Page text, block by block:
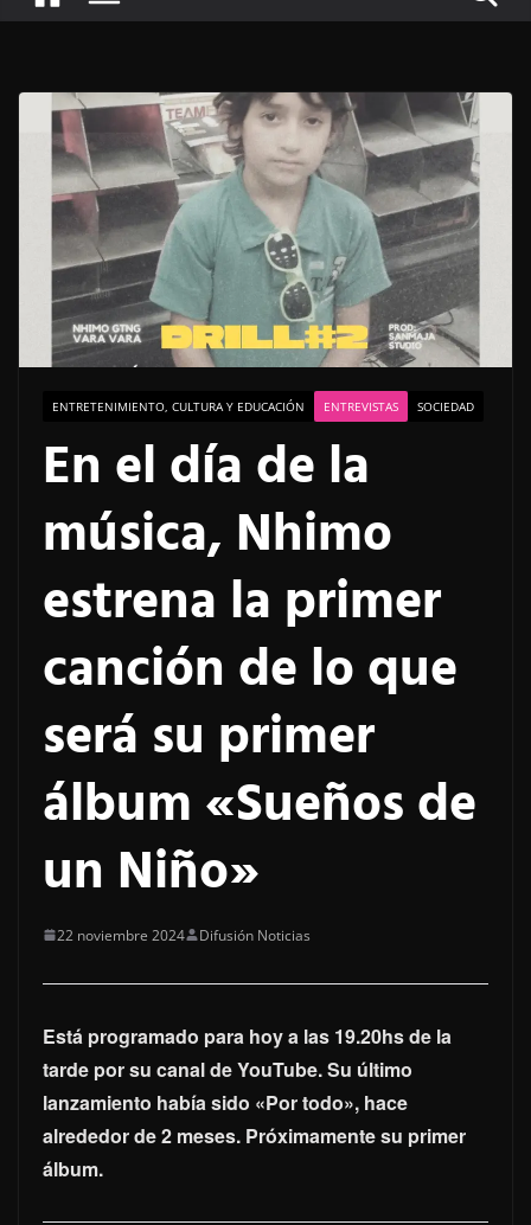
ENTRETENIMIENTO, CULTURA Y EDUCACIÓN ENTREVISTAS SOCIEDAD
En el día de la
música, Nhimo
estrena la primer
canción de lo que
será su primer
álbum «Sueños de
un Niño»
22 noviembre 2024 Difusión Noticias
Está programado para hoy a las 19.20hs de la
tarde por su canal de YouTube. Su último
lanzamiento había sido «Por todo», hace
alrededor de 2 meses. Próximamente su primer
álbum.